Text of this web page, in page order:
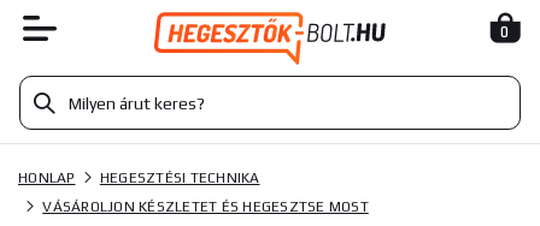
0
HONLAP
HEGESZTÉSI TECHNIKA
VÁSÁROLJON KÉSZLETET ÉS HEGESZTSE MOST